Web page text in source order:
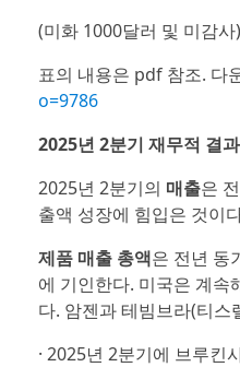
(미화 1000달러 및 미감사)
표의 내용은 pdf 참조. 다
o=9786
2025년 2분기 재무적 결과
2025년 2분기의 매출은
출액 성장에 힘입은 것이
제품 매출 총액은 전년 동
에 기인한다. 미국은 계속
다. 암젠과 테빔브라(티
· 2025년 2분기에 브루킨